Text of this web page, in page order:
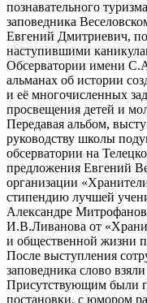
познавательного
заповедника
Евгений Дмитриевич,
наступившими
Обсерватории имени
альманах об истории
и её многочисленных
просвещения детей и
Передавая альбом,
руководству школы
обсерватории на
предложения Евгений
организации
стипендию лучшей
Александре
И.В.Ливанова от
и общественной жизни
После выступления
заповедника слово
Присутствующим были
постановки, с юмором